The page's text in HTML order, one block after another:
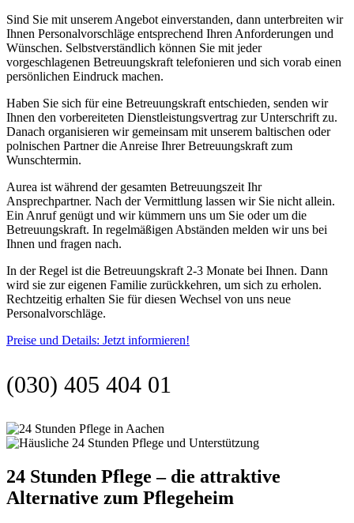
Sind Sie mit unserem Angebot einverstanden, dann unterbreiten wir
Ihnen Personalvorschläge entsprechend Ihren Anforderungen und
Wünschen. Selbstverständlich können Sie mit jeder
vorgeschlagenen Betreuungskraft telefonieren und sich vorab einen
persönlichen Eindruck machen.
Haben Sie sich für eine Betreuungskraft entschieden, senden wir
Ihnen den vorbereiteten Dienstleistungsvertrag zur Unterschrift zu.
Danach organisieren wir gemeinsam mit unserem baltischen oder
polnischen Partner die Anreise Ihrer Betreuungskraft zum
Wunschtermin.
Aurea ist während der gesamten Betreuungszeit Ihr
Ansprechpartner. Nach der Vermittlung lassen wir Sie nicht allein.
Ein Anruf genügt und wir kümmern uns um Sie oder um die
Betreuungskraft. In regelmäßigen Abständen melden wir uns bei
Ihnen und fragen nach.
In der Regel ist die Betreuungskraft 2-3 Monate bei Ihnen. Dann
wird sie zur eigenen Familie zurückkehren, um sich zu erholen.
Rechtzeitig erhalten Sie für diesen Wechsel von uns neue
Personalvorschläge.
Preise und Details: Jetzt informieren!
(030) 405 404 01
24 Stunden Pflege – die attraktive
Alternative zum Pflegeheim